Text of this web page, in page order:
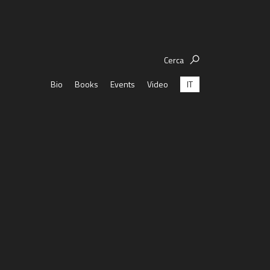
Cerca
Bio
Books Events Video IT